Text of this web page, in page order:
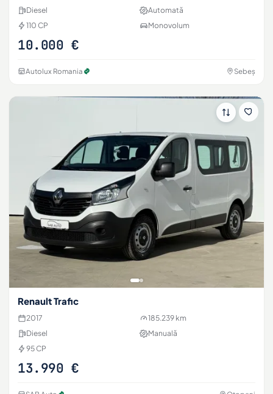
Diesel
Automată
110 CP
Monovolum
10.000 €
Autolux Romania Sebeș
Renault Trafic
2017
185.239 km
Diesel
Manuală
95 CP
13.990 €